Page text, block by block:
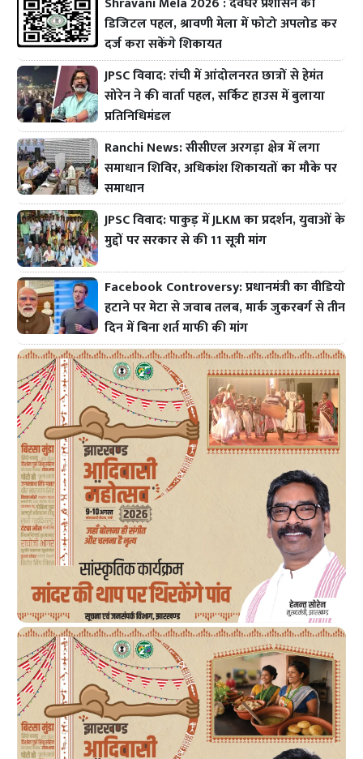
डिजिटल पहल, श्रावणी मेला में फोटो अपलोड कर
दर्ज करा सकेंगे शिकायत
JPSC विवाद: रांची में आंदोलनरत छात्रों से हेमंत
सोरेन ने की वार्ता पहल, सर्किट हाउस में बुलाया
प्रतिनिधिमंडल
Ranchi News: सीसीएल अरगड़ा क्षेत्र में लगा
समाधान शिविर, अधिकांश शिकायतों का मौके पर
समाधान
JPSC विवाद: पाकुड़ में JLKM का प्रदर्शन, युवाओं के
मुद्दों पर सरकार से की 11 सूत्री मांग
Facebook Controversy: प्रधानमंत्री का वीडियो
हटाने पर मेटा से जवाब तलब, मार्क जुकरबर्ग से तीन
दिन में बिना शर्त माफी की मांग